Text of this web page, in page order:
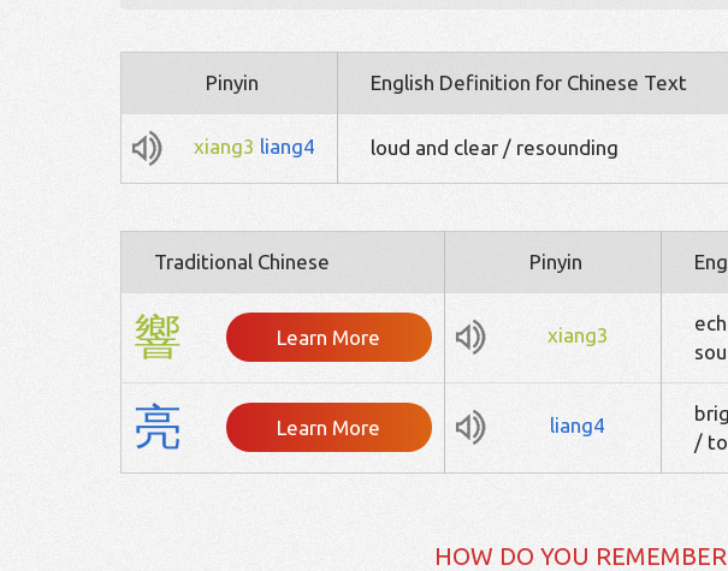
Pinyin English Definition for Chinese Text
xiang3 liang4 loud and clear / resounding
Traditional Chinese Pinyin
響 Learn More xiang3
亮 Learn More liang4
/
HOW DO YOU REMEMBER